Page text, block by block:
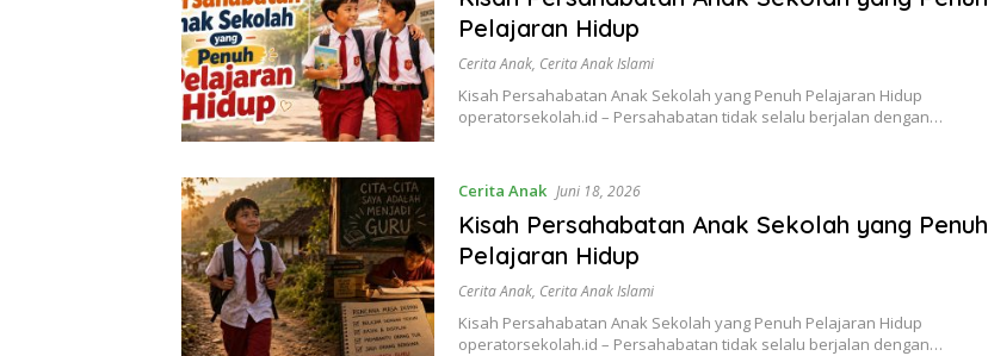
Pelajaran Hidup
Cerita Anak, Cerita Anak Islami
Kisah Persahabatan Anak Sekolah yang Penuh Pelajaran Hidup
operatorsekolah.id – Persahabatan tidak selalu berjalan dengan…
Cerita Anak Juni 18, 2026
Kisah Persahabatan Anak Sekolah yang Penuh
Pelajaran Hidup
Cerita Anak, Cerita Anak Islami
Kisah Persahabatan Anak Sekolah yang Penuh Pelajaran Hidup
operatorsekolah.id – Persahabatan tidak selalu berjalan dengan…